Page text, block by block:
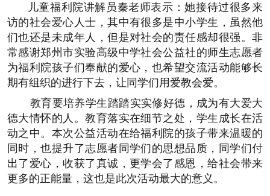
儿童福利院讲解员秦老师表示：她接待过很多来
访的社会爱心人士，其中有很多是中小学生，虽然他
们也还是未成年人，但是对社会的责任感却很强。非
常感谢郑州市实验高级中学社会公益社的师生志愿者
为福利院孩子们奉献的爱心，也希望交流活动能够长
期有组织的进行下去，让同学们用爱教会爱。
教育要培养学生踏踏实实修好德，成为有大爱大
德大情怀的人。教育落实在细节之处，学生成长在活
动之中。本次公益活动在给福利院的孩子带来温暖的
同时，也提升了志愿者同学们的思想品质，同学们付
出了爱心，收获了真诚，更学会了感恩，给社会带来
更多的正能量，这也是此次活动最大的意义。